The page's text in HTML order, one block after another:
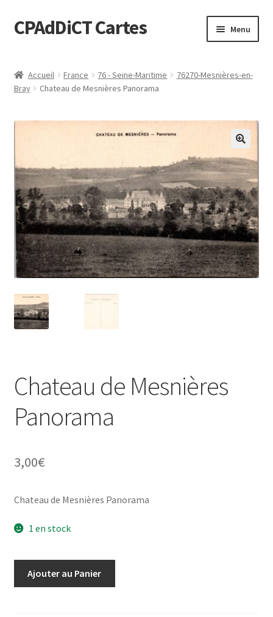
Aller
à
navigation
Aller
au
CPAdDiCT Cartes Menu
Panier
Accueil France 76 - Seine-Maritime
76270-Mesnières-en-
Bray
Chateau de Mesnières Panorama
Chateau de Mesnières
Panorama
3,00€
Chateau de Mesnières Panorama
1 en stock
Ajouter au Panier